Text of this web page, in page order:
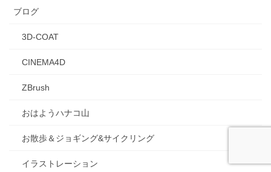
ブログ
3D-COAT
CINEMA4D
ZBrush
おはようハナコ山
お散歩＆ジョギング&サイクリング
イラストレーション